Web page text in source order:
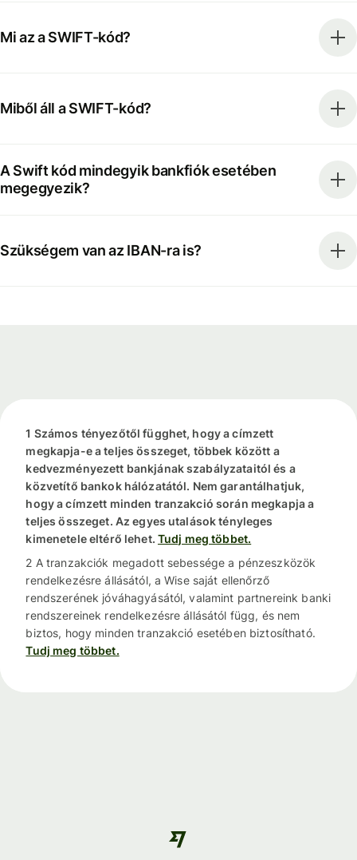
Mi az a SWIFT-kód?
Miből áll a SWIFT-kód?
A Swift kód mindegyik bankfiók esetében
megegyezik?
Szükségem van az IBAN-ra is?
1 Számos tényezőtől függhet, hogy a címzett
megkapja-e a teljes összeget, többek között a
kedvezményezett bankjának szabályzataitól és a
közvetítő bankok hálózatától. Nem garantálhatjuk,
hogy a címzett minden tranzakció során megkapja a
teljes összeget. Az egyes utalások tényleges
kimenetele eltérő lehet. Tudj meg többet.
2 A tranzakciók megadott sebessége a pénzeszközök
rendelkezésre állásától, a Wise saját ellenőrző
rendszerének jóváhagyásától, valamint partnereink banki
rendszereinek rendelkezésre állásától függ, és nem
biztos, hogy minden tranzakció esetében biztosítható.
Tudj meg többet.